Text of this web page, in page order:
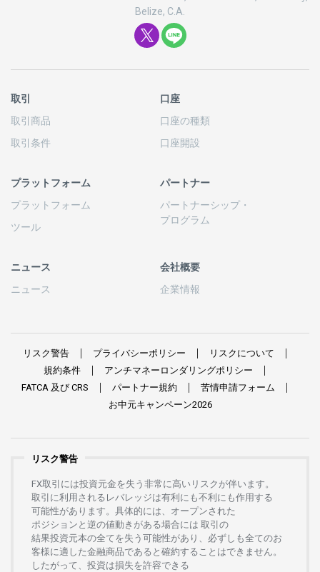
Belize, C.A.
取引
取引商品
取引条件
口座
口座の種類
口座開設
プラットフォーム
プラットフォーム
ツール
パートナー
パートナーシップ・
プログラム
ニュース
ニュース
会社概要
企業情報
リスク警告 プライバシーポリシー
リスクについて
規約条件
アンチマネーロンダリングポリシー
FATCA 及び CRS パートナー規約 苦情申請フォーム
お中元キャンペーン2026
リスク警告
FX取引には投資元金を失う 非常に高い リスクが伴います。
取引に利用さ れる レバレッジは有利にも不利にも作用する
可能性があります。 具体的には、 オープンさ れた
ポジションと 逆の値動きがある場合には 取引の
結果投資元本の全てを失う 可能性があり、 必ずしも全てのお
客様に適した金融商品であると 確約することはできません。
したがって、 投資は損失を許容できる